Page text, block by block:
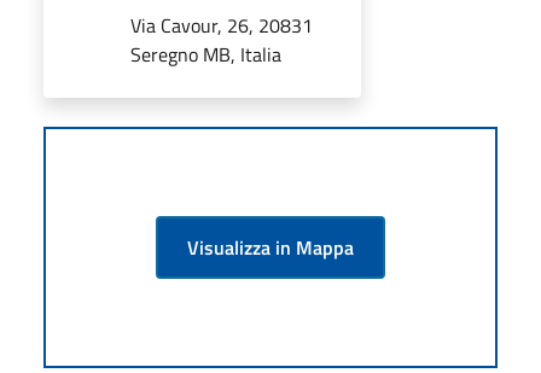
Via Cavour, 26, 20831
Seregno MB, Italia
Visualizza in Mappa